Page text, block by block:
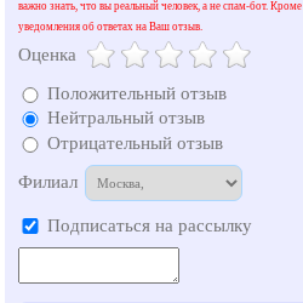
Москва
Санкт-Петербург
Архангельск
Астрахань
Балаково
Балашиха
Барнаул
Владимир
Волгоград
Волжский
Воронеж
важно знать, что вы реальный человек, а не спам-бот.
уведомления об ответах на Ваш отзыв.
Оценка
Положительный отзыв
Нейтральный отзыв
Отрицательный отзыв
Филиал
Подписаться на рассылку